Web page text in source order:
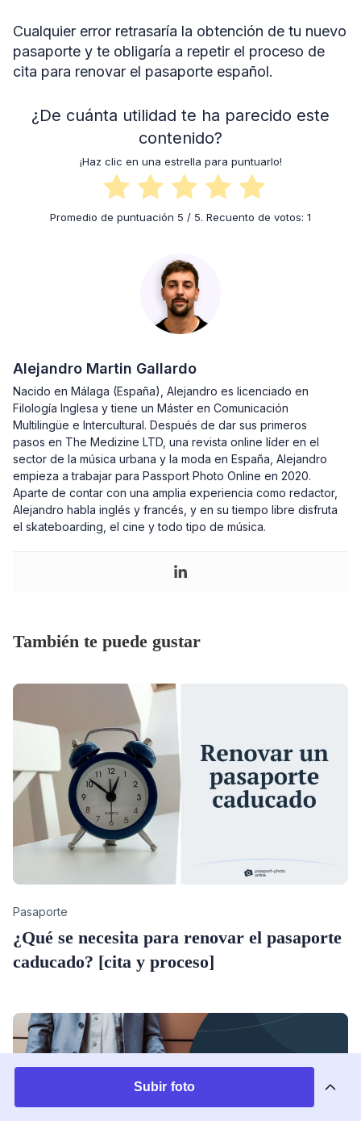
Cualquier error retrasaría la obtención de tu nuevo
pasaporte y te obligaría a repetir el proceso de
cita para renovar el pasaporte español.
¿De cuánta utilidad te ha parecido este
contenido?
¡Haz clic en una estrella para puntuarlo!
Promedio de puntuación 5 / 5. Recuento de votos: 1
Alejandro Martin Gallardo
Nacido en Málaga (España), Alejandro es licenciado en
Filología Inglesa y tiene un Máster en Comunicación
Multilingüe e Intercultural. Después de dar sus primeros
pasos en The Medizine LTD, una revista online líder en el
sector de la música urbana y la moda en España, Alejandro
empieza a trabajar para Passport Photo Online en 2020.
Aparte de contar con una amplia experiencia como redactor,
Alejandro habla inglés y francés, y en su tiempo libre disfruta
el skateboarding, el cine y todo tipo de música.
Subir foto
También te puede gustar
Category
Pasaporte
¿Qué se necesita para renovar el pasaporte
caducado? [cita y proceso]